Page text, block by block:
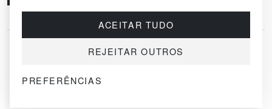
ACEITAR TUDO
REJEITAR OUTROS
PREFERÊNCIAS
© 2026 SAYRUG OÜ · KESKLINNA LINNAOSA, AHTRI TN 12, 10151, TALLINN,